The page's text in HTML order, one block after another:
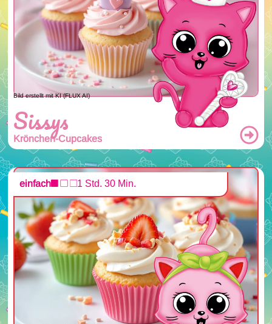
Bild erstellt mit KI (FLUX AI)
Sissys
Krönchen-Cupcakes
einfach 1 Std. 30 Min.